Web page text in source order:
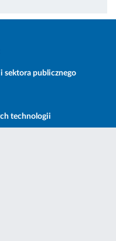
sektora publicznego
technologii